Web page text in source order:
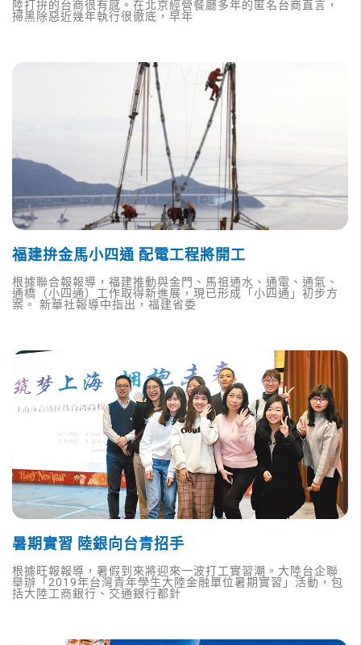
陸打拚的台商很有感。在北京經營餐廳多年的匿名台商直言，
掃黑除惡近幾年執行很徹底，早年
福建拚金馬小四通 配電工程將開工
根據聯合報報導，福建推動與金門、馬祖通水、通電、通氣、
通橋（小四通）工作取得新進展，現已形成「小四通」初步方
案。 新華社報導中指出，福建省委
暑期實習 陸銀向台青招手
根據旺報報導，暑假到來將迎來一波打工實習潮。大陸台企聯
舉辦「2019年台灣青年學生大陸金融單位暑期實習」活動，包
括大陸工商銀行、交通銀行都針